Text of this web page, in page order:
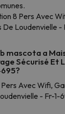
8 Pers Avec
De Loudenvielle -
mascota a
Sécurisé Et
Avec Wifi,
- Fr-1-